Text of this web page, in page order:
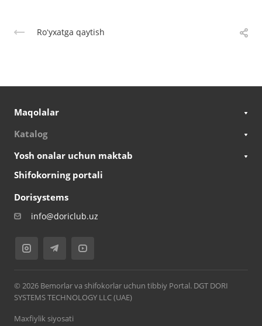
Roʻyxatga qaytish
Maqolalar
Katalog
Yosh onalar uchun maktab
Shifokorning portali
Dorisystems
info@doriclub.uz
© 2026 Bemorlar va shifokorlar uchun tibbiy Portal. DGT DORI
SYSTEMS TECHNOLOGY LLC (UAE)
Maxfiylik siyosati